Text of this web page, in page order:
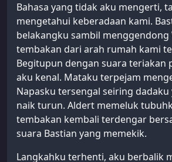
Bahasa yang tidak aku mengerti,
mengetahui keberadaan kami.
belakangku sambil menggendong
tembakan dari arah rumah kami
Begitupun dengan suara teriakan
aku kenal. Mataku terpejam
Napasku tersengal seiring
naik turun. Aldert memeluk
tembakan kembali terdengar
suara Bastian yang memekik.
Langkahku terhenti, aku berbalik